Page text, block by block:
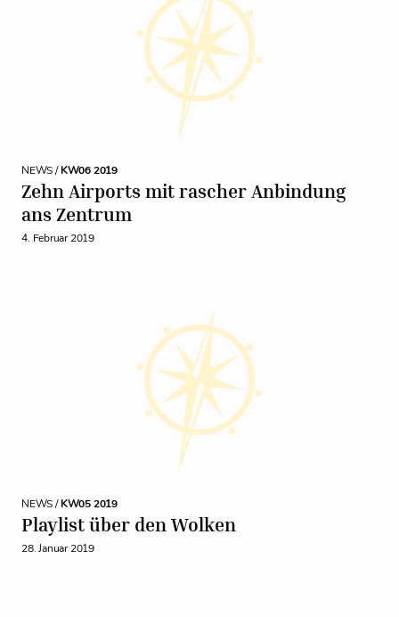
NEWS /KW06 2019
Zehn Airports mit rascher Anbindung
ans Zentrum
4. Februar 2019
NEWS /KW05 2019
Playlist über den Wolken
28. Januar 2019